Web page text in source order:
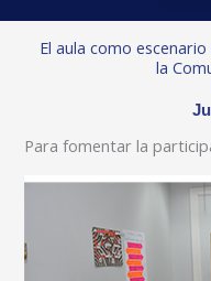
El aula como
la
Para fomentar la